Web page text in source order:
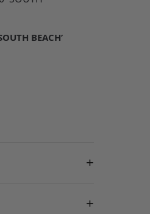
BEACH’
+
+